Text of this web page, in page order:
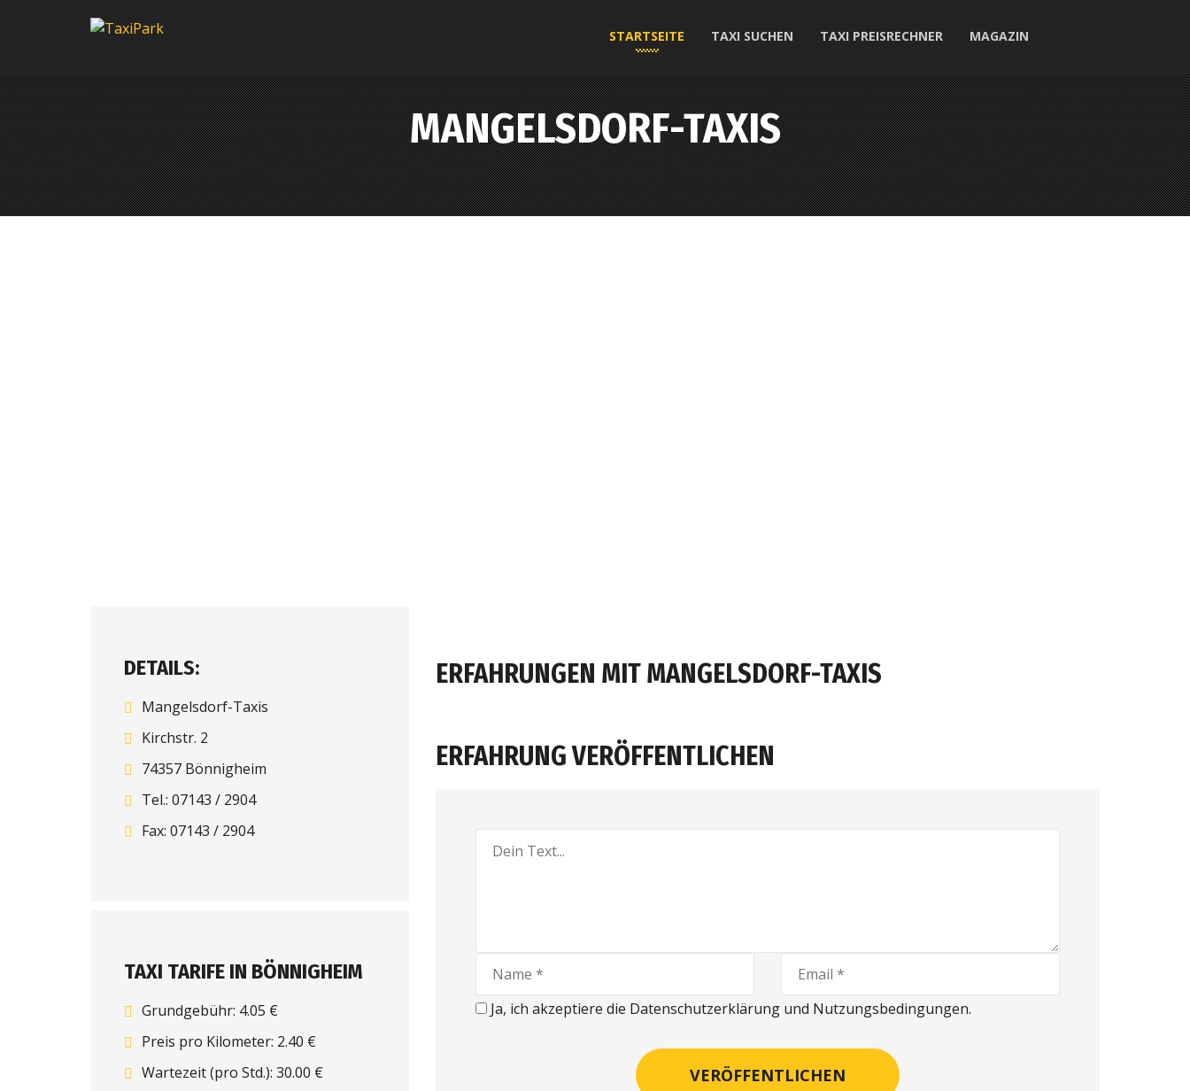
STARTSEITE TAXI SUCHEN TAXI PREISRECHNER MAGAZIN
MANGELSDORF-TAXIS
DETAILS:
Mangelsdorf-Taxis
Kirchstr. 2
74357 Bönnigheim
Tel.: 07143 / 2904
Fax: 07143 / 2904
TAXI TARIFE IN BÖNNIGHEIM
Grundgebühr: 4.05 €
Preis pro Kilometer: 2.40 €
Wartezeit (pro Std.): 30.00 €
ERFAHRUNGEN MIT MANGELSDORF-TAXIS
ERFAHRUNG VERÖFFENTLICHEN
Ja, ich akzeptiere die Datenschutzerklärung und Nutzungsbedingungen.